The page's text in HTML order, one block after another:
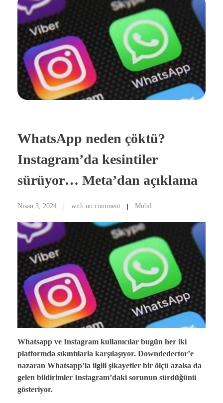
WhatsApp neden çöktü?
Instagram’da kesintiler
sürüyor… Meta’dan açıklama
Nisan 3, 2024 with no comment Mobil
Whatsapp ve Instagram kullanıcılar bugün her iki
platformda sıkıntılarla karşılaşıyor. Downdedector’e
nazaran Whatsapp’la ilgili şikayetler bir ölçü azalsa da
gelen bildirimler Instagram’daki sorunun sürdüğünü
gösteriyor.